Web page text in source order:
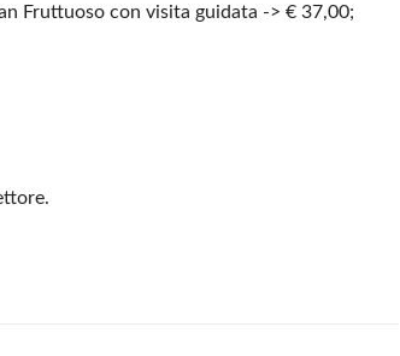
Fruttuoso con visita guidata -> € 37,00;